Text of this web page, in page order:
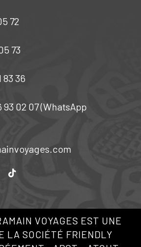
72
73
83 36
93 02 07 (WhatsApp
VOYAGES EST UNE
LA SOCIÉTÉ FRIENDLY